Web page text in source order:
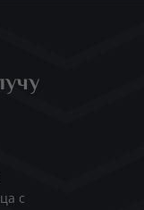
с